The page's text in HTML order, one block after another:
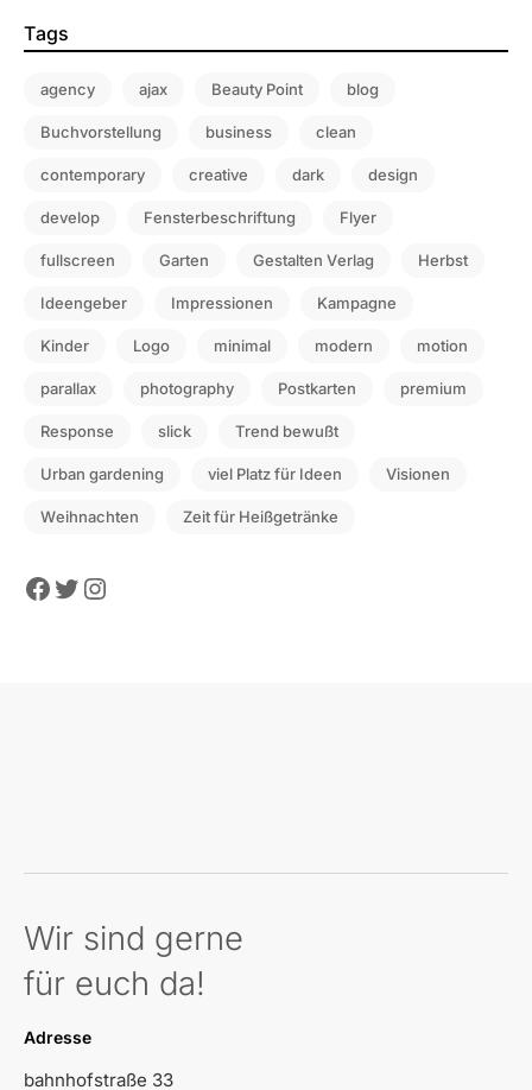
Tags
agency ajax Beauty Point blog
Buchvorstellung business clean
contemporary creative dark design
develop Fensterbeschriftung Flyer
fullscreen Garten Gestalten Verlag Herbst
Ideengeber Impressionen Kampagne
Kinder Logo minimal modern motion
parallax photography Postkarten premium
Response slick Trend bewußt
Urban gardening viel Platz für Ideen Visionen
Weihnachten Zeit für Heißgetränke
Facebook
Twitter
Instagram
Wir sind gerne
für euch da!
Adresse
bahnhofstraße 33